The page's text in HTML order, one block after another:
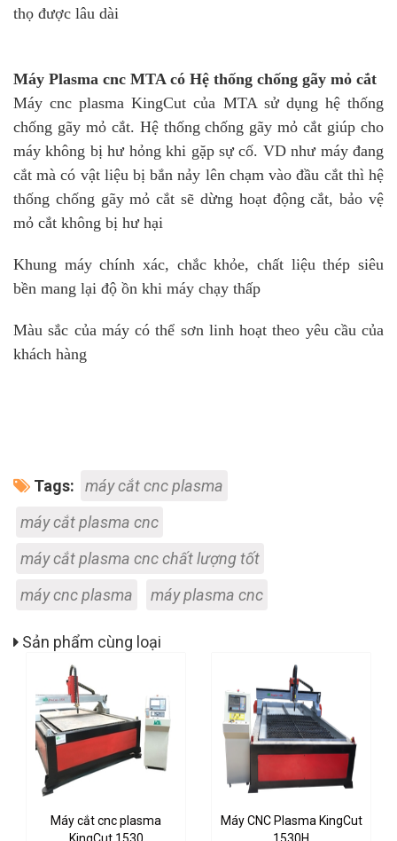
thọ được lâu dài
Máy Plasma cnc MTA có Hệ thống chống gãy mỏ cắt
Máy cnc plasma KingCut của MTA sử dụng hệ thống
chống gãy mỏ cắt. Hệ thống chống gãy mỏ cắt giúp cho
máy không bị hư hỏng khi gặp sự cố. VD như máy đang
cắt mà có vật liệu bị bắn nảy lên chạm vào đầu cắt thì hệ
thống chống gãy mỏ cắt sẽ dừng hoạt động cắt, bảo vệ
mỏ cắt không bị hư hại
Khung máy chính xác, chắc khỏe, chất liệu thép siêu
bền mang lại độ ồn khi máy chạy thấp
Màu sắc của máy có thể sơn linh hoạt theo yêu cầu của
khách hàng
Tags:
máy cắt cnc plasma
máy cắt plasma cnc
máy cắt plasma cnc chất lượng tốt
máy cnc plasma
máy plasma cnc
Sản phẩm cùng loại
Máy cắt cnc plasma
Máy CNC Plasma KingCut